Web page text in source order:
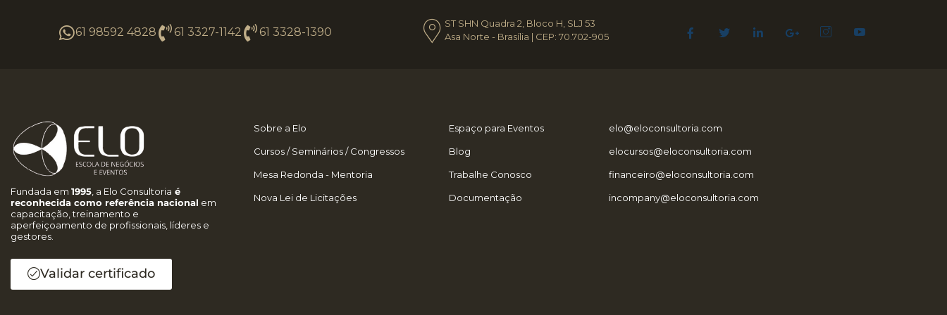
61 98592 4828 61 3327-1142 61 3328-1390
ST SHN Quadra 2, Bloco H, SLJ 53
Asa Norte - Brasília | CEP: 70.702-905
Fundada em 1995 , a Elo Consultoria é
reconhecida como referência nacional em
capacitação, treinamento e
aperfeiçoamento de profissionais, líderes e
gestores.
Validar certificado
Sobre a Elo
Cursos / Seminários / Congressos
Mesa Redonda - Mentoria
Nova Lei de Licitações
Espaço para Eventos
Blog
Trabalhe Conosco
Documentação
elo@eloconsultoria.com
elocursos@eloconsultoria.com
financeiro@eloconsultoria.com
incompany@eloconsultoria.com